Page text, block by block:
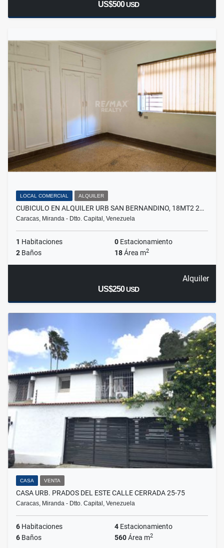
US$500USD
LOCAL COMERCIAL ALQUILER
CUBICULO EN ALQUILER URB SAN BERNANDINO, 18MT2 2…
Caracas, Miranda - Dtto. Capital, Venezuela
1 Habitaciones 0 Estacionamiento
2 Baños 18Área m2
Alquiler
US$250USD
CASA VENTA
CASA URB. PRADOS DEL ESTE CALLE CERRADA 25-75
Caracas, Miranda - Dtto. Capital, Venezuela
6 Habitaciones 4 Estacionamiento
6 Baños 560Área m2